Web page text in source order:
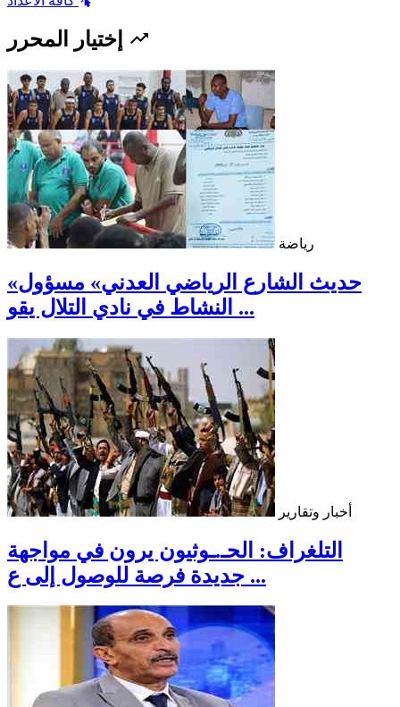
رياضة
«حديث الشارع الرياضي العدني» مسؤول
النشاط في نادي التلال يقو ...
أخبار وتقارير
التلغراف: الحـ.ـوثيون يرون في مواجهة
جديدة فرصة للوصول إلى ع ...